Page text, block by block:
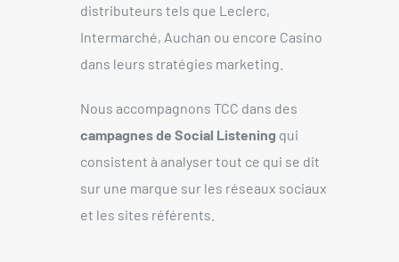
distributeurs tels que Leclerc,
Intermarché, Auchan ou encore Casino
dans leurs stratégies marketing.
Nous accompagnons TCC dans des
campagnes de Social Listening qui
consistent à analyser tout ce qui se dit
sur une marque sur les réseaux sociaux
et les sites référents.